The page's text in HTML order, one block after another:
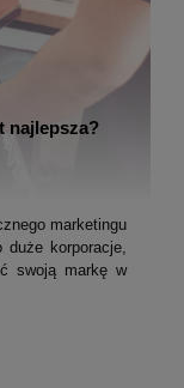
najlepsza?
marketingu
korporacje,
swoją markę w